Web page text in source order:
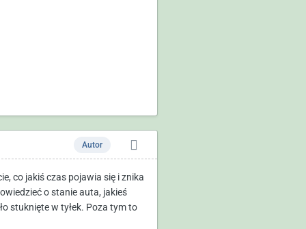
Autor
co jakiś czas pojawia się i znika
o stanie auta, jakieś
stuknięte w tyłek. Poza tym to